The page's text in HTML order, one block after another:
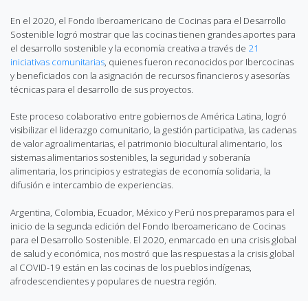
En el 2020, el Fondo Iberoamericano de Cocinas para el Desarrollo
Sostenible logró mostrar que las cocinas tienen grandes aportes para
el desarrollo sostenible y la economía creativa a través de 21
iniciativas comunitarias , quienes fueron reconocidos por Ibercocinas
y beneficiados con la asignación de recursos financieros y asesorías
técnicas para el desarrollo de sus proyectos.
Este proceso colaborativo entre gobiernos de América Latina, logró
visibilizar el liderazgo comunitario, la gestión participativa, las cadenas
de valor agroalimentarias, el patrimonio biocultural alimentario, los
sistemas alimentarios sostenibles, la seguridad y soberanía
alimentaria, los principios y estrategias de economía solidaria, la
difusión e intercambio de experiencias.
Argentina, Colombia, Ecuador, México y Perú nos preparamos para el
inicio de la segunda edición del Fondo Iberoamericano de Cocinas
para el Desarrollo Sostenible. El 2020, enmarcado en una crisis global
de salud y económica, nos mostró que las respuestas a la crisis global
al COVID-19 están en las cocinas de los pueblos indígenas,
afrodescendientes y populares de nuestra región.